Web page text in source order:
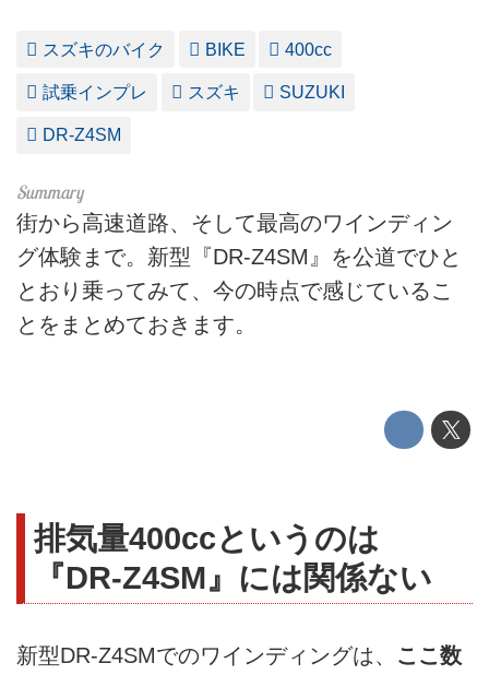
スズキのバイク BIKE 400cc
試乗インプレ スズキ SUZUKI
DR-Z4SM
街から高速道路、そして最高のワインディン
グ体験まで。新型『DR-Z4SM』を公道でひと
とおり乗ってみて、今の時点で感じているこ
とをまとめておきます。
排気量400ccというのは
『DR-Z4SM』には関係ない
新型DR-Z4SMでのワインディングは、 ここ数